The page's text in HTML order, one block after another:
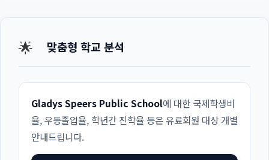
🌟 맞춤형 학교 분석
Gladys Speers Public School에 대한 국제학생비
율, 우등졸업율, 학년간 진학율 등은 유료회원 대상 개별
안내드립니다.